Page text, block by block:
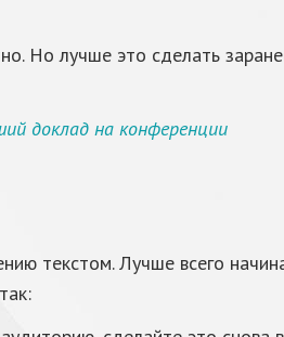
Но лучше это сделать
доклад на конференции
текстом. Лучше всего